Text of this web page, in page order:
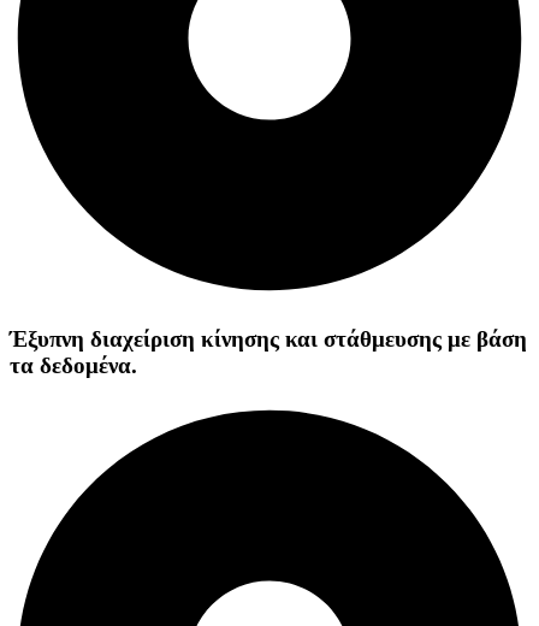
Έξυπνη διαχείριση κίνησης και στάθμευσης με βάση
τα δεδομένα.